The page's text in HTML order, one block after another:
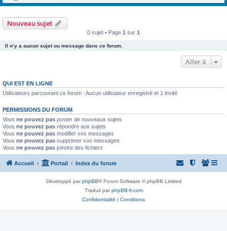
Nouveau sujet
0 sujet • Page 1 sur 1
Il n’y a aucun sujet ou message dans ce forum.
Aller à
QUI EST EN LIGNE
Utilisateurs parcourant ce forum : Aucun utilisateur enregistré et 1 invité
PERMISSIONS DU FORUM
Vous ne pouvez pas poster de nouveaux sujets
Vous ne pouvez pas répondre aux sujets
Vous ne pouvez pas modifier vos messages
Vous ne pouvez pas supprimer vos messages
Vous ne pouvez pas joindre des fichiers
Accueil Portail Index du forum
Développé parphpBB® Forum Software © phpBB Limited
Traduit parphpBB-fr.com
Confidentialité | Conditions